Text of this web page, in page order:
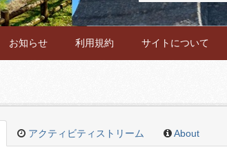
お知らせ 利用規約 サイトについて
アクティビティストリーム About